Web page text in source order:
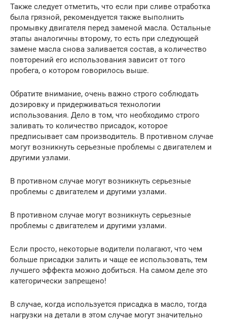
Также следует отметить, что если при сливе отработка
была грязной, рекомендуется также выполнить
промывку двигателя перед заменой масла. Остальные
этапы аналогичны второму, то есть при следующей
замене масла снова заливается состав, а количество
повторений его использования зависит от того
пробега, о котором говорилось выше.
Обратите внимание, очень важно строго соблюдать
дозировку и придерживаться технологии
использования. Дело в том, что необходимо строго
заливать то количество присадок, которое
предписывает сам производитель. В противном случае
могут возникнуть серьезные проблемы с двигателем и
другими узлами.
В противном случае могут возникнуть серьезные
проблемы с двигателем и другими узлами.
В противном случае могут возникнуть серьезные
проблемы с двигателем и другими узлами.
Если просто, некоторые водители полагают, что чем
больше присадки залить и чаще ее использовать, тем
лучшего эффекта можно добиться. На самом деле это
категорически запрещено!
В случае, когда используется присадка в масло, тогда
нагрузки на детали в этом случае могут значительно